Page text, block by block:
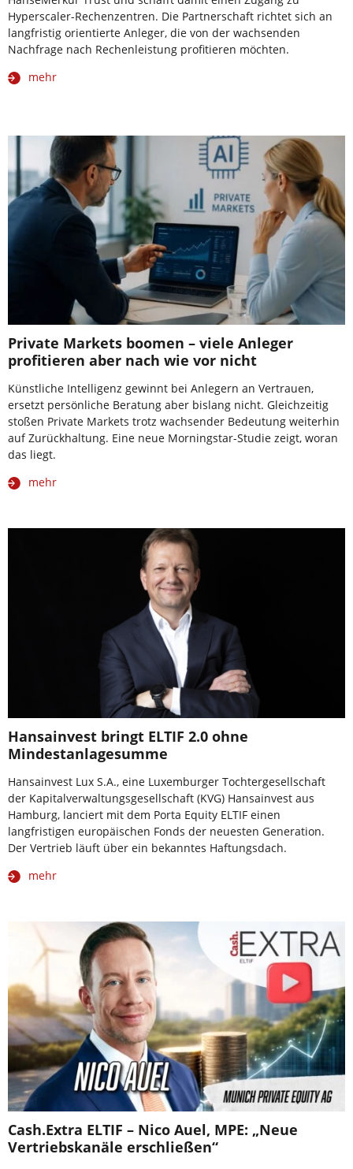
Hyperscaler-Rechenzentren. Die Partnerschaft richtet sich an
langfristig orientierte Anleger, die von der wachsenden
Nachfrage nach Rechenleistung profitieren möchten.
mehr
Private Markets boomen – viele Anleger
profitieren aber nach wie vor nicht
Künstliche Intelligenz gewinnt bei Anlegern an Vertrauen,
ersetzt persönliche Beratung aber bislang nicht. Gleichzeitig
stoßen Private Markets trotz wachsender Bedeutung weiterhin
auf Zurückhaltung. Eine neue Morningstar-Studie zeigt, woran
das liegt.
mehr
Hansainvest bringt ELTIF 2.0 ohne
Mindestanlagesumme
Hansainvest Lux S.A., eine Luxemburger Tochtergesellschaft
der Kapitalverwaltungsgesellschaft (KVG) Hansainvest aus
Hamburg, lanciert mit dem Porta Equity ELTIF einen
langfristigen europäischen Fonds der neuesten Generation.
Der Vertrieb läuft über ein bekanntes Haftungsdach.
mehr
Cash.Extra ELTIF – Nico Auel, MPE: „Neue
Vertriebskanäle erschließen“